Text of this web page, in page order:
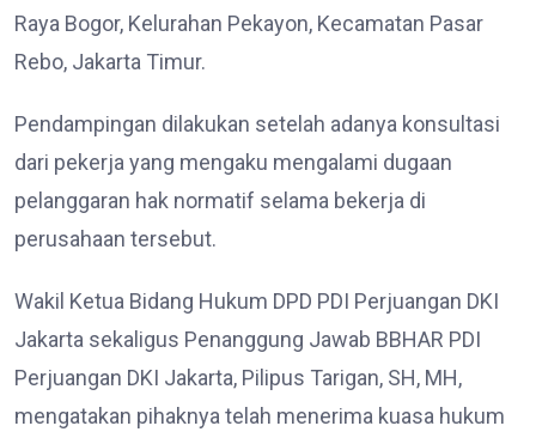
Raya Bogor, Kelurahan Pekayon, Kecamatan Pasar
Rebo, Jakarta Timur.
Pendampingan dilakukan setelah adanya konsultasi
dari pekerja yang mengaku mengalami dugaan
pelanggaran hak normatif selama bekerja di
perusahaan tersebut.
Wakil Ketua Bidang Hukum DPD PDI Perjuangan DKI
Jakarta sekaligus Penanggung Jawab BBHAR PDI
Perjuangan DKI Jakarta, Pilipus Tarigan, SH, MH,
mengatakan pihaknya telah menerima kuasa hukum